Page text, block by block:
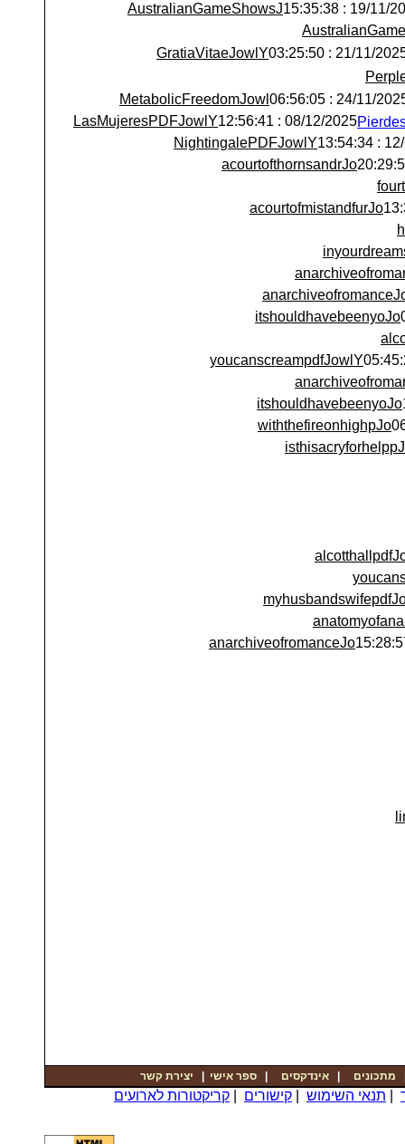
19/11/2025 :
AustralianGameShowsJ
21/11/2025 :
GratiaVitaeJowlY
24/11/2025 :
MetabolicFreedomJowl
08/12/2025 : 12:56:41
LasMujeresPDFJowlY
12/
NightingalePDFJowlY
acourtofthornsandrJo
acourtofmistandfurJo
itshouldhavebeenyoJo
youcanscreampdfJowlY
itshouldhavebeenyoJo
withthefireonhighpJo
anarchiveofromanceJo
מתכונים |אינדקסים |ספר אישי יצירת קשר
תנאי השימוש קישורים קריקטורות לארועים